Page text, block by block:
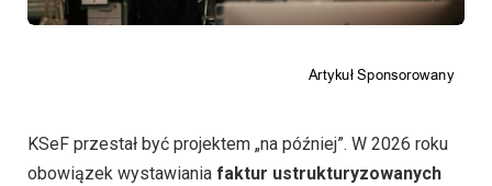
KSeF przestał być projektem „na później”. W 2026 roku
obowiązek wystawiania faktur ustrukturyzowanych